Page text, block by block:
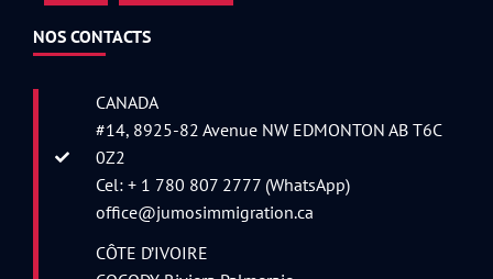
NOS CONTACTS
CANADA
#14, 8925-82 Avenue NW EDMONTON AB T6C
0Z2
Cel: + 1 780 807 2777 (WhatsApp)
office@jumosimmigration.ca
CÔTE D’IVOIRE